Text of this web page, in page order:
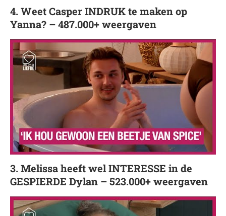
4. Weet Casper INDRUK te maken op
Yanna? – 487.000+ weergaven
3. Melissa heeft wel INTERESSE in de
GESPIERDE Dylan – 523.000+ weergaven